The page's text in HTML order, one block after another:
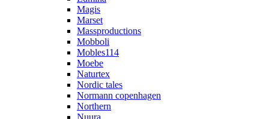
Magis
Marset
Massproductions
Mobboli
Mobles114
Moebe
Naturtex
Nordic tales
Normann copenhagen
Northern
Nuura